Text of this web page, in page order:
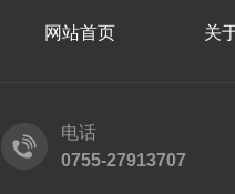
网站首页 关
电话
0755-27913707